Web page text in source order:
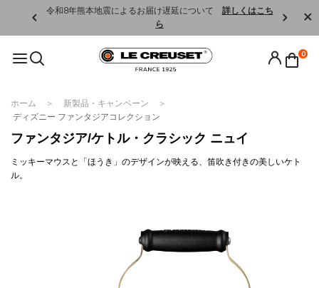
令和8年熊本地震によるお届け遅延について 詳しくはこち
ら
0
ホーム
新製品・キャンペーン
ディズニー ファンタジアコレクション
ファンタジア/ケトル・クラシック ニュイ
ミッキーマウスと「ほうき」のデザインが映える、笛吹き付きの美しいケト
ル。